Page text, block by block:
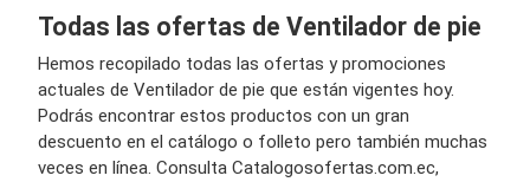
Todas las ofertas de Ventilador de pie
Hemos recopilado todas las ofertas y promociones
actuales de Ventilador de pie que están vigentes hoy.
Podrás encontrar estos productos con un gran
descuento en el catálogo o folleto pero también muchas
veces en línea. Consulta Catalogosofertas.com.ec,